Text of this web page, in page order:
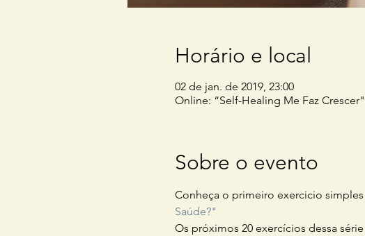
Horário e local
02 de jan. de 2019, 23:00
Online: “Self-Healing Me Faz Crescer"
Sobre o evento
Conheça o primeiro exercicio simples
Saúde?"
Os próximos 20 exercícios dessa